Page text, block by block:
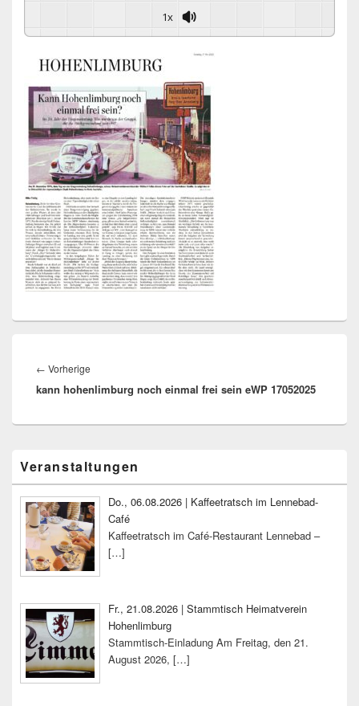
1x
← Vorherige
Beitrag:
kann hohenlimburg noch einmal frei sein eWP 17052025
Seitenleisten-
Widgetbereich
Veranstaltungen
Do., 06.08.2026 | Kaffeetratsch im Lennebad-
Café
Kaffeetratsch im Café-Restaurant Lennebad –
[…]
Fr., 21.08.2026 | Stammtisch Heimatverein
Hohenlimburg
Stammtisch-Einladung Am Freitag, den 21.
August 2026, […]